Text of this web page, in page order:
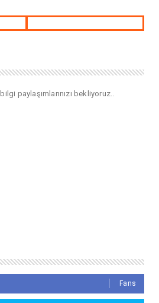
paylaşımlarınızı bekliyoruz..
Fans